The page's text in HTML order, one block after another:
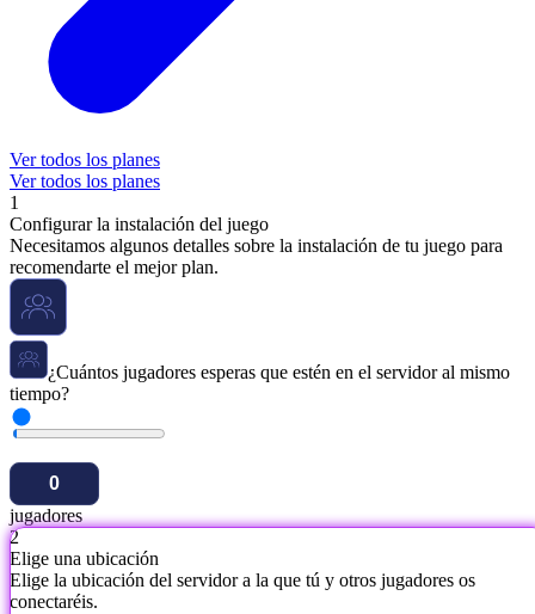
Ver todos los planes
Ver todos los planes
1
Configurar la instalación del juego
Necesitamos algunos detalles sobre la instalación de tu juego para
recomendarte el mejor plan.
¿Cuántos jugadores esperas que estén en el servidor al mismo
tiempo?
jugadores
2
Elige una ubicación
Elige la ubicación del servidor a la que tú y otros jugadores os
conectaréis.